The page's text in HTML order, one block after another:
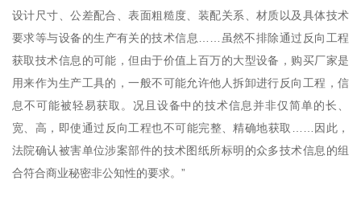
设计尺寸、公差配合、表面粗糙度、装配关系、材质以及具体技术
要求等与设备的生产有关的技术信息……虽然不排除通过反向工程
获取技术信息的可能，但由于价值上百万的大型设备，购买厂家是
用来作为生产工具的，一般不可能允许他人拆卸进行反向工程，信
息不可能被轻易获取。况且设备中的技术信息并非仅简单的长、
宽、高，即使通过反向工程也不可能完整、精确地获取……因此，
法院确认被害单位涉案部件的技术图纸所标明的众多技术信息的组
合符合商业秘密非公知性的要求。”